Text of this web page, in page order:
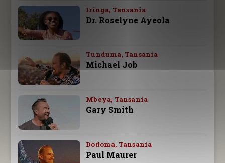
Iringa, Tansania
Dr. Roselyne Ayeola
Tunduma, Tansania
Michael Job
Mbeya, Tansania
Gary Smith
Dodoma, Tansania
Paul Maurer